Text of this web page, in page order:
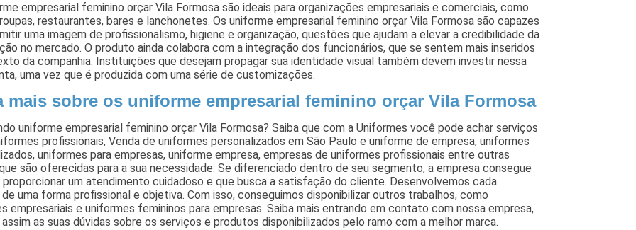
empresarial feminino orçar Vila Formosa são ideais para organizações empresariais e comerciais, como
restaurantes, bares e lanchonetes. Os uniforme empresarial feminino orçar Vila Formosa são capazes
uma imagem de profissionalismo, higiene e organização, questões que ajudam a elevar a credibilidade da
no mercado. O produto ainda colabora com a integração dos funcionários, que se sentem mais inseridos
da companhia. Instituições que desejam propagar sua identidade visual também devem investir nessa
uma vez que é produzida com uma série de customizações.
mais sobre os uniforme empresarial feminino orçar Vila Formosa
uniforme empresarial feminino orçar Vila Formosa? Saiba que com a Uniformes você pode achar serviços
profissionais, Venda de uniformes personalizados em São Paulo e uniforme de empresa, uniformes
uniformes para empresas, uniforme empresa, empresas de uniformes profissionais entre outras
são oferecidas para a sua necessidade. Se diferenciado dentro de seu segmento, a empresa consegue
um atendimento cuidadoso e que busca a satisfação do cliente. Desenvolvemos cada
uma forma profissional e objetiva. Com isso, conseguimos disponibilizar outros trabalhos, como
empresariais e uniformes femininos para empresas. Saiba mais entrando em contato com nossa empresa,
assim as suas dúvidas sobre os serviços e produtos disponibilizados pelo ramo com a melhor marca.